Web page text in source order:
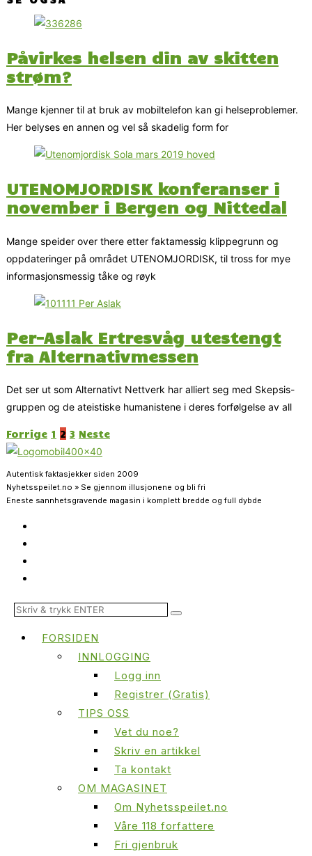
Påvirkes helsen din av skitten
strøm?
Mange kjenner til at bruk av mobiltelefon kan gi helseproblemer.
Her belyses en annen og vel så skadelig form for
UTENOMJORDISK konferanser i
november i Bergen og Nittedal
Mange speider over there etter faktamessig klippegrunn og
oppdateringer på området UTENOMJORDISK, til tross for mye
informasjonsmessig tåke og røyk
Per-Aslak Ertresvåg utestengt
fra Alternativmessen
Det ser ut som Alternativt Nettverk har alliert seg med Skepsis-
gruppen og de ateistiske humanistene i deres forfølgelse av all
Forrige 1 2 3 Neste
Autentisk faktasjekker siden 2009
Nyhetsspeilet.no » Se gjennom illusjonene og bli fri
Eneste sannhetsgravende magasin i komplett bredde og full dybde
FORSIDEN
INNLOGGING
Logg inn
Registrer (Gratis)
TIPS OSS
Vet du noe?
Skriv en artikkel
Ta kontakt
OM MAGASINET
Om Nyhetsspeilet.no
Våre 118 forfattere
Fri gjenbruk